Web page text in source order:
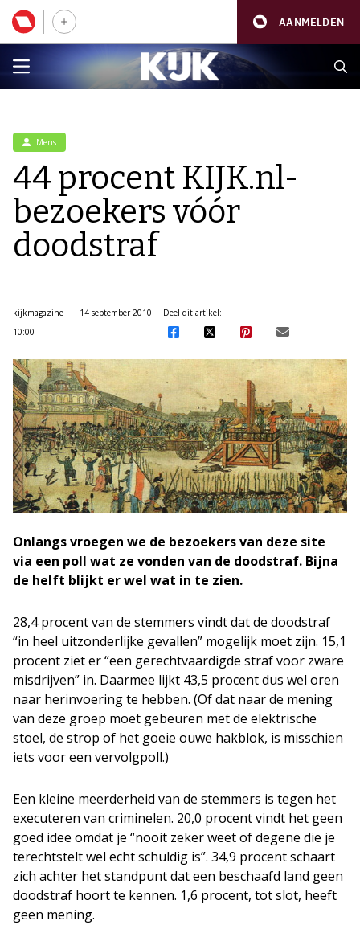
AANMELDEN
Mens
44 procent KIJK.nl-
bezoekers vóór
doodstraf
kijkmagazine
14 september 2010
10:00
Deel dit artikel:
Onlangs vroegen we de bezoekers van deze site
via een poll wat ze vonden van de doodstraf. Bijna
de helft blijkt er wel wat in te zien.
28,4 procent van de stemmers vindt dat de doodstraf
“in heel uitzonderlijke gevallen” mogelijk moet zijn. 15,1
procent ziet er “een gerechtvaardigde straf voor zware
misdrijven” in. Daarmee lijkt 43,5 procent dus wel oren
naar herinvoering te hebben. (Of dat naar de mening
van deze groep moet gebeuren met de elektrische
stoel, de strop of het goeie ouwe hakblok, is misschien
iets voor een vervolgpoll.)
Een kleine meerderheid van de stemmers is tegen het
executeren van criminelen. 20,0 procent vindt het geen
goed idee omdat je “nooit zeker weet of degene die je
terechtstelt wel echt schuldig is”. 34,9 procent schaart
zich achter het standpunt dat een beschaafd land geen
doodstraf hoort te kennen. 1,6 procent, tot slot, heeft
geen mening.